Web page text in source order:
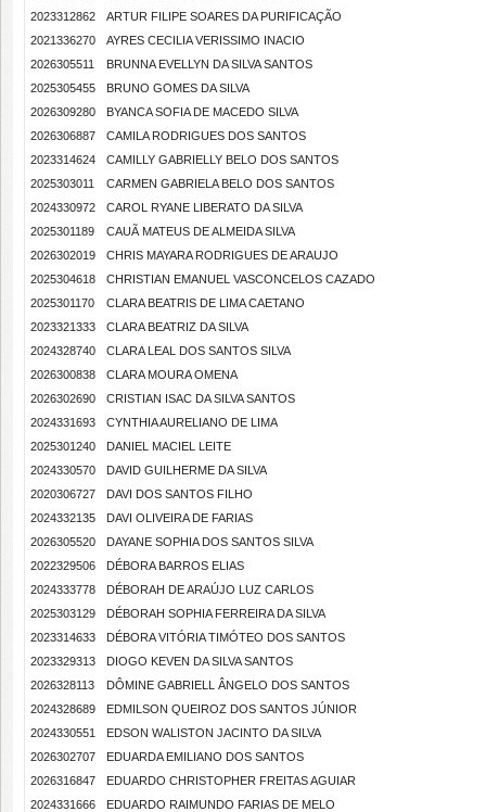
2023312862
ARTUR FILIPE SOARES DA PURIFICAÇÃO
2021336270
AYRES CECILIA VERISSIMO INACIO
2026305511
BRUNNA EVELLYN DA SILVA SANTOS
2025305455
BRUNO GOMES DA SILVA
2026309280
BYANCA SOFIA DE MACEDO SILVA
2026306887
CAMILA RODRIGUES DOS SANTOS
2023314624
CAMILLY GABRIELLY BELO DOS SANTOS
2025303011
CARMEN GABRIELA BELO DOS SANTOS
2024330972
CAROL RYANE LIBERATO DA SILVA
2025301189
CAUÃ MATEUS DE ALMEIDA SILVA
2026302019
CHRIS MAYARA RODRIGUES DE ARAUJO
2025304618
CHRISTIAN EMANUEL VASCONCELOS CAZADO
2025301170
CLARA BEATRIS DE LIMA CAETANO
2023321333
CLARA BEATRIZ DA SILVA
2024328740
CLARA LEAL DOS SANTOS SILVA
2026300838
CLARA MOURA OMENA
2026302690
CRISTIAN ISAC DA SILVA SANTOS
2024331693
CYNTHIA AURELIANO DE LIMA
2025301240
DANIEL MACIEL LEITE
2024330570
DAVID GUILHERME DA SILVA
2020306727
DAVI DOS SANTOS FILHO
2024332135
DAVI OLIVEIRA DE FARIAS
2026305520
DAYANE SOPHIA DOS SANTOS SILVA
2022329506
DÉBORA BARROS ELIAS
2024333778
DÉBORAH DE ARAÚJO LUZ CARLOS
2025303129
DÉBORAH SOPHIA FERREIRA DA SILVA
2023314633
DÉBORA VITÓRIA TIMÓTEO DOS SANTOS
2023329313
DIOGO KEVEN DA SILVA SANTOS
2026328113
DÔMINE GABRIELL ÂNGELO DOS SANTOS
2024328689
EDMILSON QUEIROZ DOS SANTOS JÚNIOR
2024330551
EDSON WALISTON JACINTO DA SILVA
2026302707
EDUARDA EMILIANO DOS SANTOS
2026316847
EDUARDO CHRISTOPHER FREITAS AGUIAR
2024331666
EDUARDO RAIMUNDO FARIAS DE MELO